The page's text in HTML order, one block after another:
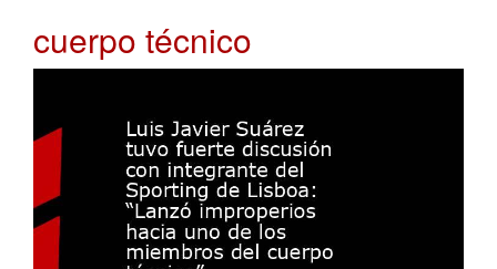
cuerpo técnico